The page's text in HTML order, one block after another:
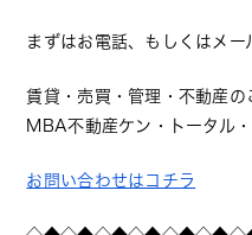
まずはお電話、もしくはメー
賃貸・売買・管理・不動産の
MBA不動産ケン・トータル
お問い合わせはコチラ